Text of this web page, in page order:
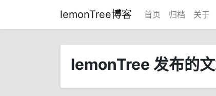
lemonTree博客 首页 归档 关于
lemonTree 发布的